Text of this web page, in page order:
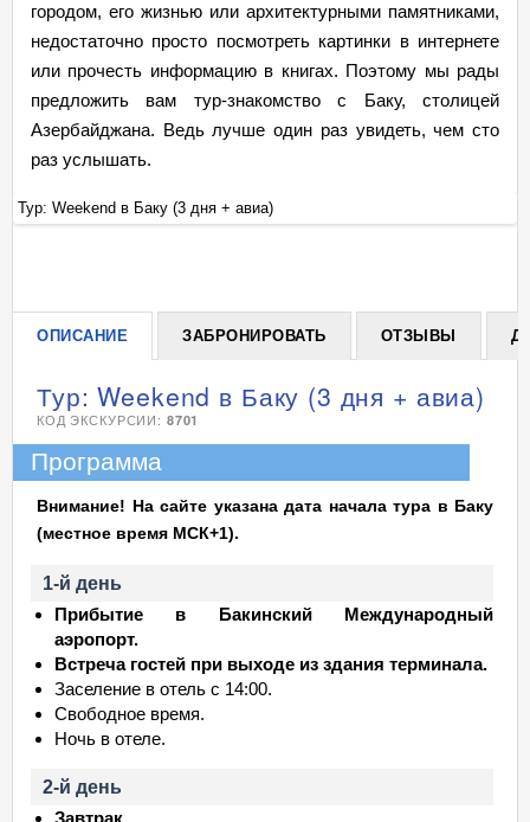
городом, его жизнью или архитектурными памятниками,
недостаточно просто посмотреть картинки в интернете
или прочесть информацию в книгах. Поэтому мы рады
предложить вам тур-знакомство с Баку, столицей
Азербайджана. Ведь лучше один раз увидеть, чем сто
раз услышать.
Тур: Weekend в Баку (3 дня + авиа)
ОПИСАНИЕ ЗАБРОНИРОВАТЬ ОТЗЫВЫ
Тур: Weekend в Баку (3 дня + авиа)
КОД ЭКСКУРСИИ: 8701
Программа
Внимание! На сайте указана дата начала тура в Баку
(местное время МСК+1).
1-й день
Прибытие в Бакинский Международный
аэропорт.
Встреча гостей при выходе из здания терминала.
Заселение в отель с 14:00.
Свободное время.
Ночь в отеле.
2-й день
Завтрак.